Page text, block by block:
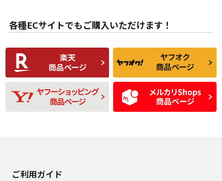
な中古品
んどない中古品
C
比較的きれいな中古
品
C
られるが、使用に問
題のない中古品
D
使用感や目立つ傷が
あり、一般的な中古
品
D
残り溝も少なく、偏
磨耗がみられ、短期
間使用できるくらい
の中古品
各種ECサイトでもご購入いただけます！
ご利用ガイド